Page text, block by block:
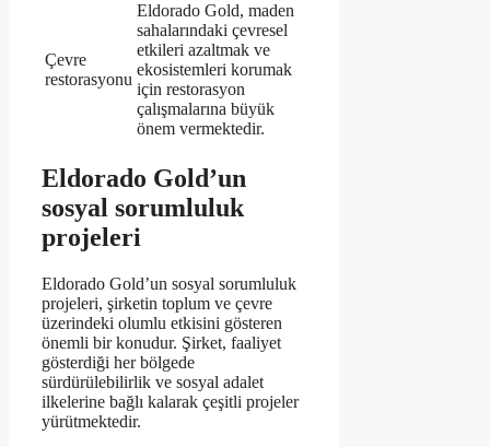
Çevre
restorasyonu
Eldorado Gold, maden
sahalarındaki çevresel
etkileri azaltmak ve
ekosistemleri korumak
için restorasyon
çalışmalarına büyük
önem vermektedir.
Eldorado Gold’un
sosyal sorumluluk
projeleri
Eldorado Gold’un sosyal sorumluluk
projeleri, şirketin toplum ve çevre
üzerindeki olumlu etkisini gösteren
önemli bir konudur. Şirket, faaliyet
gösterdiği her bölgede
sürdürülebilirlik ve sosyal adalet
ilkelerine bağlı kalarak çeşitli projeler
yürütmektedir.